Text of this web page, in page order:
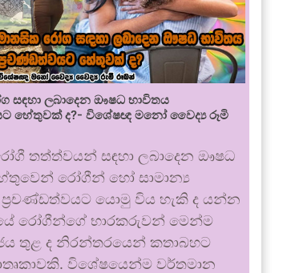
සඳහා ලබාදෙන ඖෂධ භාවිතය
හේතුවක් ද?- විශේෂඥ මනෝ වෛද්‍ය රූමි
තත්ත්වයන් සඳහා ලබාදෙන ඖෂධ
රෝගීන් හෝ සාමාන්‍ය
යොමු විය හැකි ද යන්න
රෝගීන්ගේ භාරකරුවන් මෙන්ම
තුළ ද නිරන්තරයෙන් කතාබහට
විශේෂයෙන්ම වර්තමාන